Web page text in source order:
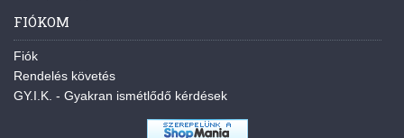
FIÓKOM
Fiók
Rendelés követés
GY.I.K. - Gyakran ismétlődő kérdések